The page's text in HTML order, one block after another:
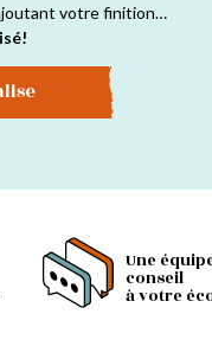
votre finition…
Une
conseil
à votre